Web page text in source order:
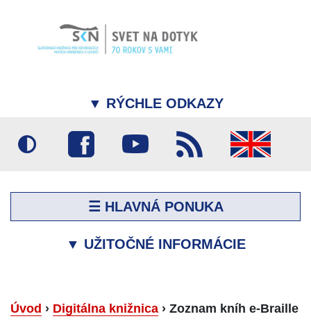
▼ RÝCHLE ODKAZY
☰ HLAVNÁ PONUKA
▼ UŽITOČNÉ INFORMÁCIE
Úvod › Digitálna knižnica › Zoznam kníh e-Braille